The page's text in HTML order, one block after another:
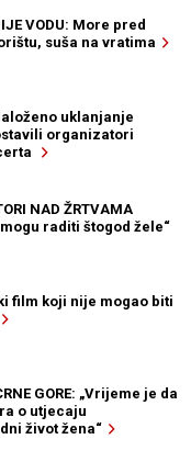
VODU: More pred
suša na vratima
uklanjanje
organizatori
NAD ŽRTVAMA
mogu raditi štogod žele“
film koji nije mogao biti
GORE: „Vrijeme je da
o utjecaju
život žena“